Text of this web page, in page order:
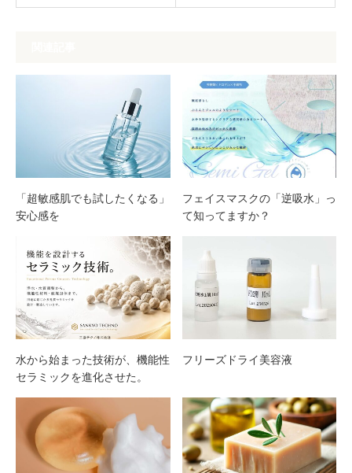
「超敏感肌でも試したくなる」
安心感を
フェイスマスクの「逆吸水」っ
て知ってますか？
水から始まった技術が、機能性
セラミックを進化させた。
フリーズドライ美容液